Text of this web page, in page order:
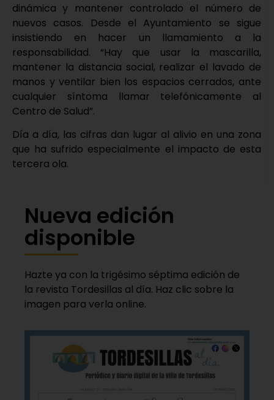
dinámica y mantener controlado el número de
nuevos casos. Desde el Ayuntamiento se sigue
insistiendo en hacer un llamamiento a la
responsabilidad. “Hay que usar la mascarilla,
mantener la distancia social, realizar el lavado de
manos y ventilar bien los espacios cerrados, ante
cualquier síntoma llamar telefónicamente al
Centro de Salud”.
Día a día, las cifras dan lugar al alivio en una zona
que ha sufrido especialmente el impacto de esta
tercera ola.
Nueva edición
disponible
Hazte ya con la trigésimo séptima edición de
la revista Tordesillas al día. Haz clic sobre la
imagen para verla online.